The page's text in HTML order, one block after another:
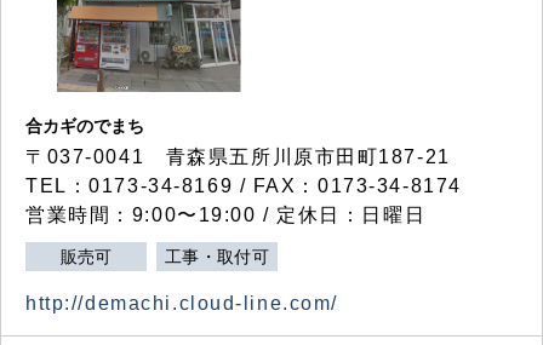
合カギのでまち
〒037-0041 青森県五所川原市田町187-21
TEL：0173-34-8169 / FAX：0173-34-8174
営業時間：9:00〜19:00 / 定休日：日曜日
販売可 工事・取付可
http://demachi.cloud-line.com/